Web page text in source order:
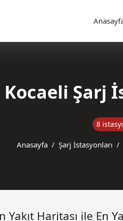
Kocaeli̇ Şarj
8
Anasayfa Şarj İstasyonları
Yakıt Haritası ile En